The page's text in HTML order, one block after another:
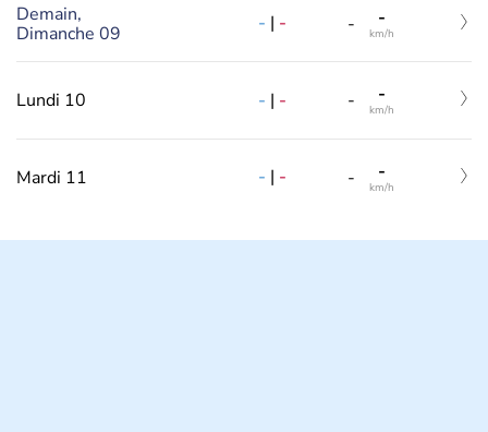
Demain,
Dimanche 09
- | - - -
km/h
Lundi 10 - | - - -
km/h
Mardi 11 - | - - -
km/h